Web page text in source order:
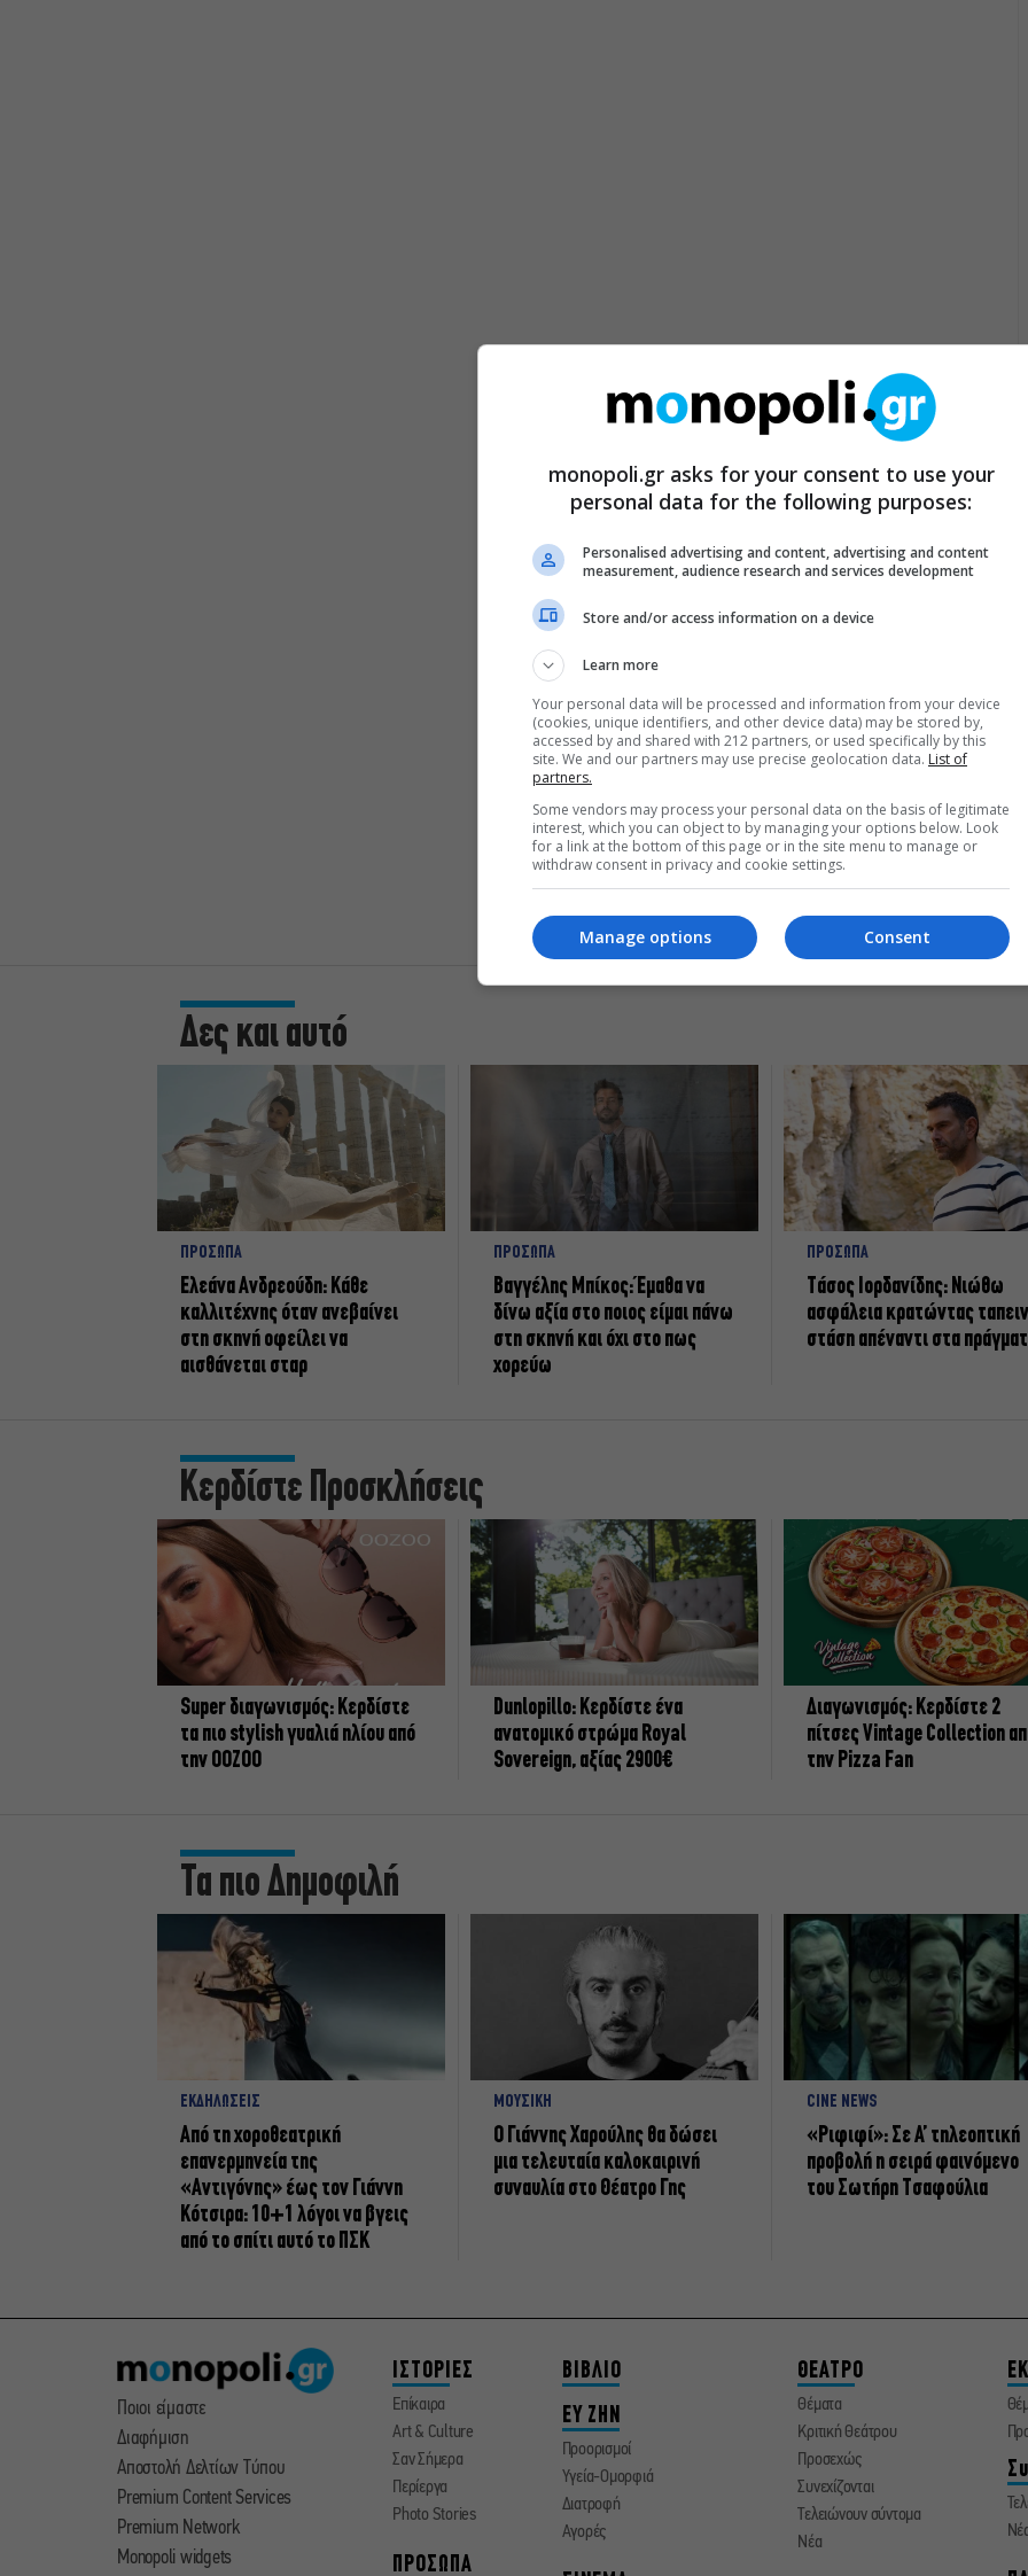
Δες και αυτό
ΠΡΟΣΩΠΑ
Ελεάνα Ανδρεούδη: Κάθε
καλλιτέχνης όταν ανεβαίνει
στη σκηνή οφείλει να
αισθάνεται σταρ
ΠΡΟΣΩΠΑ
Βαγγέλης Μπίκος: Έμαθα να
δίνω αξία στο ποιος είμαι πάνω
στη σκηνή και όχι στο πως
χορεύω
ΠΡΟΣΩΠΑ
Tάσος Ιορδανίδης: Νιώθω
ασφάλεια κρατώντας
στάση απέναντι στα
Κερδίστε Προσκλήσεις
Super διαγωνισμός: Κερδίστε
τα πιο stylish γυαλιά ηλίου από
την OOZOO
Dunlopillo: Κερδίστε ένα
ανατομικό στρώμα Royal
Sovereign, αξίας 2900€
Διαγωνισμός: Κερδίστε 2
πίτσες Vintage Collection
την Pizza Fan
Τα πιο Δημοφιλή
ΕΚΔΗΛΩΣΕΙΣ
Από τη χοροθεατρική
επανερμηνεία της
«Αντιγόνης» έως τον Γιάννη
Κότσιρα: 10+1 λόγοι να βγεις
από το σπίτι αυτό το ΠΣΚ
ΜΟΥΣΙΚΗ
Ο Γιάννης Χαρούλης θα δώσει
μια τελευταία καλοκαιρινή
συναυλία στο Θέατρο Γης
CINE NEWS
«Ριφιφί»: Σε Α’ τηλεοπτική
προβολή η σειρά φαινόμενο
του Σωτήρη Τσαφούλια
Ποιοι είμαστε
Διαφήμιση
Αποστολή Δελτίων Τύπου
Premium Content Services
Premium Network
Monopoli widgets
ΙΣΤΟΡΙΕΣ
Επίκαιρα
Art & Culture
Σαν Σήμερα
Περίεργα
Photo Stories
ΠΡΟΣΩΠΑ
ΒΙΒΛΙΟ
ΕΥ ΖΗΝ
Προορισμοί
Υγεία-Ομορφιά
Διατροφή
Αγορές
ΘΕΑΤΡΟ
Θέματα
Κριτική Θεάτρου
Προσεχώς
Συνεχίζονται
Τελειώνουν σύντομα
Νέα
monopoli.gr asks for your consent to use your
personal data for the following purposes:
Personalised advertising and content, advertising and content
measurement, audience research and services development
Store and/or access information on a device
Learn more
Your personal data will be processed and information from your device
(cookies, unique identifiers, and other device data) may be stored by,
accessed by and shared with 212 partners, or used specifically by this
site. We and our partners may use precise geolocation data. List of
partners.
Some vendors may process your personal data on the basis of legitimate
interest, which you can object to by managing your options below. Look
for a link at the bottom of this page or in the site menu to manage or
withdraw consent in privacy and cookie settings.
Consent
Manage options